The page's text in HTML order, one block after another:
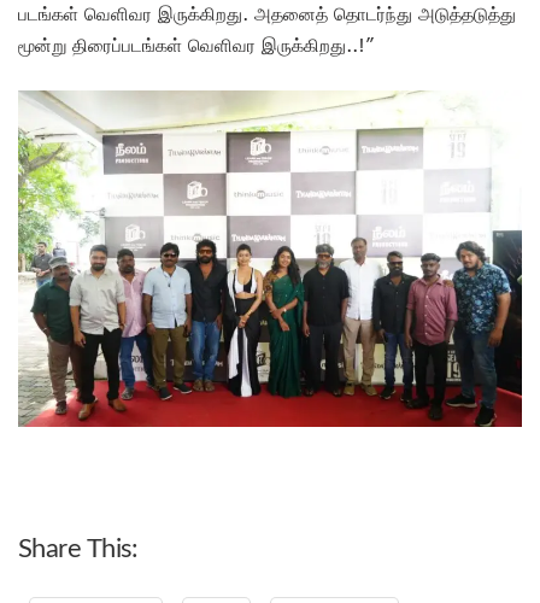
படங்கள் வெளிவர இருக்கிறது. அதனைத் தொடர்ந்து அடுத்தடுத்து
மூன்று திரைப்படங்கள் வெளிவர இருக்கிறது..!”
Share This: